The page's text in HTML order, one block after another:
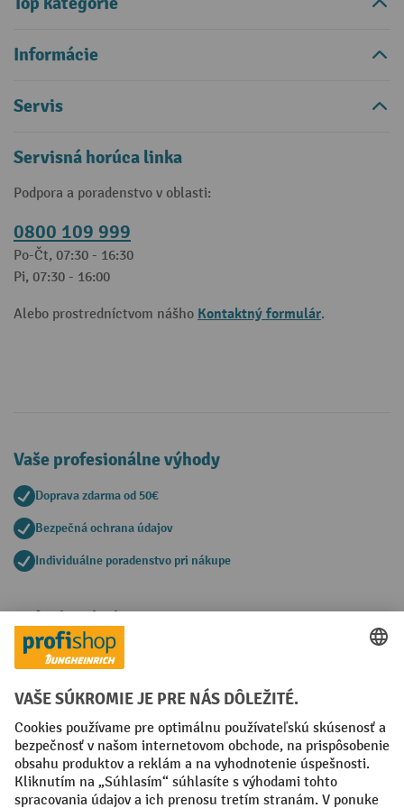
Informácie
Servis
Servisná horúca linka
Podpora a poradenstvo v oblasti:
0800 109 999
Po-Čt, 07:30 - 16:30
Pi, 07:30 - 16:00
Alebo prostredníctvom nášho Kontaktný formulár.
Vaše profesionálne výhody
Doprava zdarma od 50€
Bezpečná ochrana údajov
Individuálne poradenstvo pri nákupe
Spôsoby platby
Creditcard (Master)Creditcard (Visa)
Faktúra Predplatba
Sociálne siete
Facebook
YouTube
LinkedIn